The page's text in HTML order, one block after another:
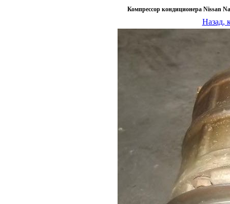
Компрессор кондиционера Nissan
Назад,